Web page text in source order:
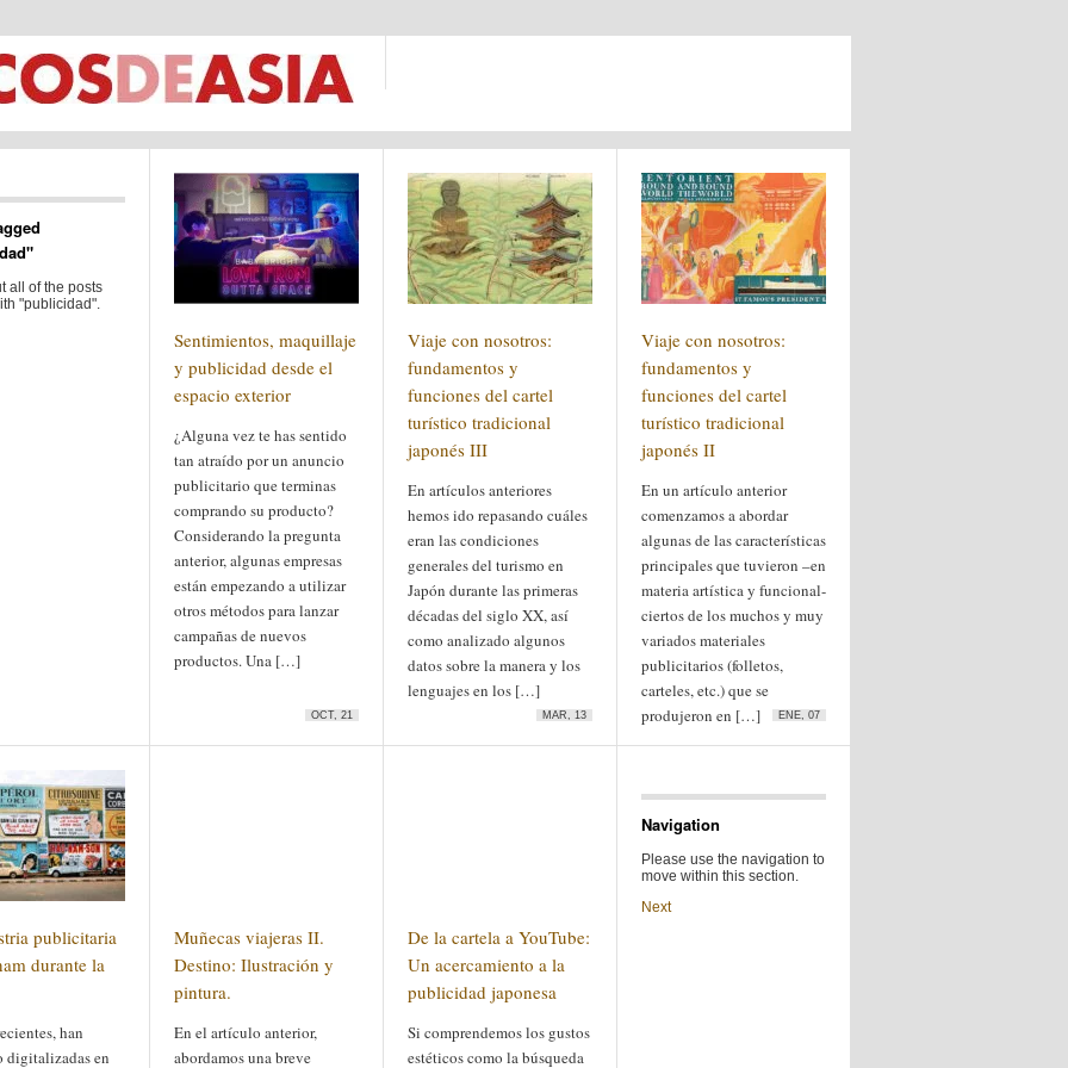
all of the posts
"publicidad".
Sentimientos, maquillaje
y publicidad desde el
espacio exterior
¿Alguna vez te has sentido
tan atraído por un anuncio
publicitario que terminas
comprando su producto?
Considerando la pregunta
anterior, algunas empresas
están empezando a utilizar
otros métodos para lanzar
campañas de nuevos
productos. Una […]
OCT, 21
Viaje con nosotros:
fundamentos y
funciones del cartel
turístico tradicional
japonés III
En artículos anteriores
hemos ido repasando cuáles
eran las condiciones
generales del turismo en
Japón durante las primeras
décadas del siglo XX, así
como analizado algunos
datos sobre la manera y los
lenguajes en los […]
MAR, 13
Viaje con nosotros:
fundamentos y
funciones del cartel
turístico tradicional
japonés II
En un artículo anterior
comenzamos a abordar
algunas de las características
principales que tuvieron –en
materia artística y funcional-
ciertos de los muchos y muy
variados materiales
publicitarios (folletos,
carteles, etc.) que se
produjeron en […]
ENE, 07
publicitaria
durante la
han
digitalizadas en
Muñecas viajeras II.
Destino: Ilustración y
pintura.
En el artículo anterior,
abordamos una breve
De la cartela a YouTube:
Un acercamiento a la
publicidad japonesa
Si comprendemos los gustos
estéticos como la búsqueda
Navigation
Please use the navigation to
move within this section.
Next